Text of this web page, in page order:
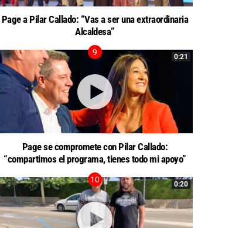
Page a Pilar Callado: “Vas a ser una extraordinaria
Alcaldesa”
0:21
Page se compromete con Pilar Callado:
“compartimos el programa, tienes todo mi apoyo”
0:20